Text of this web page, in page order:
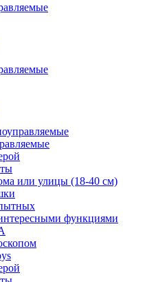
или улицы (18-40 см)
функциями